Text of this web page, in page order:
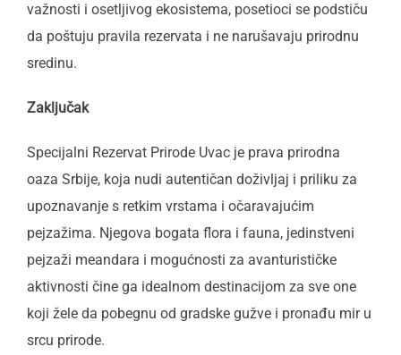
važnosti i osetljivog ekosistema, posetioci se podstiču
da poštuju pravila rezervata i ne narušavaju prirodnu
sredinu.
Zaključak
Specijalni Rezervat Prirode Uvac je prava prirodna
oaza Srbije, koja nudi autentičan doživljaj i priliku za
upoznavanje s retkim vrstama i očaravajućim
pejzažima. Njegova bogata flora i fauna, jedinstveni
pejzaži meandara i mogućnosti za avanturističke
aktivnosti čine ga idealnom destinacijom za sve one
koji žele da pobegnu od gradske gužve i pronađu mir u
srcu prirode.